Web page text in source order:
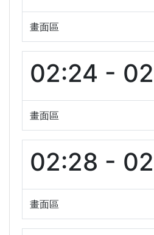
畫面區
02:24 -
畫面區
02:28 -
畫面區